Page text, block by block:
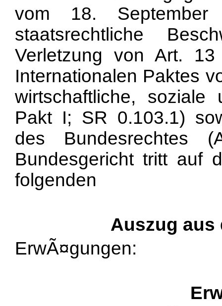
vom 18. September
staatsrechtliche
Verletzung von Art.
Internationalen Paktes
wirtschaftliche,
Pakt I; SR 0.103.1)
des Bundesrechtes
Bundesgericht tritt auf
folgenden
Auszug aus
ErwÃ¤gungen: